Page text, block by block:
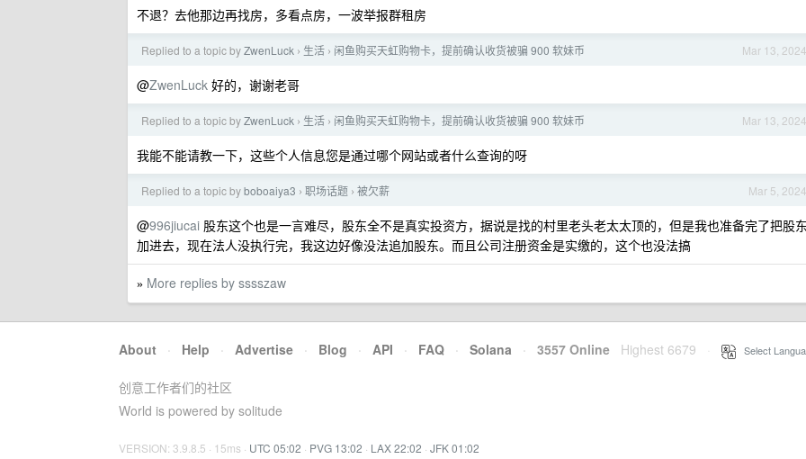
不退？去他那边再找房，多看点房，一波举报群租房
Mar 13, 2024
Replied to a topic byZwenLuck › 生活 › 闲鱼购买天虹购物卡，提前确认收货被骗 900 软妹币
@ZwenLuck 好的，谢谢老哥
Mar 13, 2024
Replied to a topic byZwenLuck › 生活 › 闲鱼购买天虹购物卡，提前确认收货被骗 900 软妹币
我能不能请教一下，这些个人信息您是通过哪个网站或者什么查询的呀
Mar 5, 2024
Replied to a topic byboboaiya3 › 职场话题 › 被欠薪
@996jiucai 股东这个也是一言难尽，股东全不是真实投资方，据说是找的村里老头老太太顶的，但是我也准备完了把股
加进去，现在法人没执行完，我这边好像没法追加股东。而且公司注册资金是实缴的，这个也没法搞
» More replies by sssszaw
About · Help · Advertise · Blog · API · FAQ · Solana · 3557 Online Highest 6679 Select
创意工作者们的社区
World is powered by solitude
VERSION: 3.9.8.5 · 15ms · UTC 05:02 · PVG 13:02 · LAX 22:02 · JFK 01:02